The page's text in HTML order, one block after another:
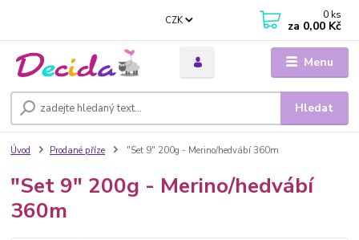
Menu
CZK
Hledat
0 ks
za 0,00 Kč
Úvod Prodané příze "Set 9" 200g - Merino/hedvábí 360m
"Set 9" 200g - Merino/hedvábí
360m